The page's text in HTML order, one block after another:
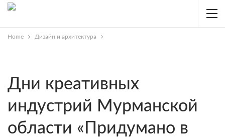
Home Дизайн и архитектура
Дни креативных
индустрий Мурманской
области «Придумано в